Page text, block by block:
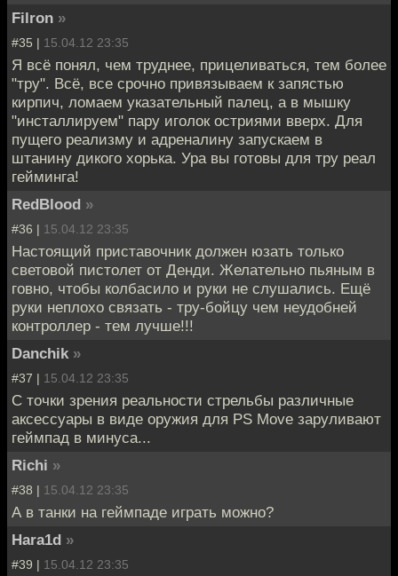
Filron »
#35 | 15.04.12 23:35
Я всё понял, чем труднее, прицеливаться, тем более
"тру". Всё, все срочно привязываем к запястью
кирпич, ломаем указательный палец, а в мышку
"инсталлируем" пару иголок остриями вверх. Для
пущего реализму и адреналину запускаем в
штанину дикого хорька. Ура вы готовы для тру реал
гейминга!
RedBlood »
#36 | 15.04.12 23:35
Настоящий приставочник должен юзать только
световой пистолет от Денди. Желательно пьяным в
говно, чтобы колбасило и руки не слушались. Ещё
руки неплохо связать - тру-бойцу чем неудобней
контроллер - тем лучше!!!
Danchik »
#37 | 15.04.12 23:35
С точки зрения реальности стрельбы различные
аксессуары в виде оружия для PS Move заруливают
геймпад в минуса...
Richi »
#38 | 15.04.12 23:35
А в танки на геймпаде играть можно?
Hara1d »
#39 | 15.04.12 23:35